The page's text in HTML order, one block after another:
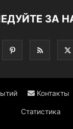
ЗА
Контакты
Статистика